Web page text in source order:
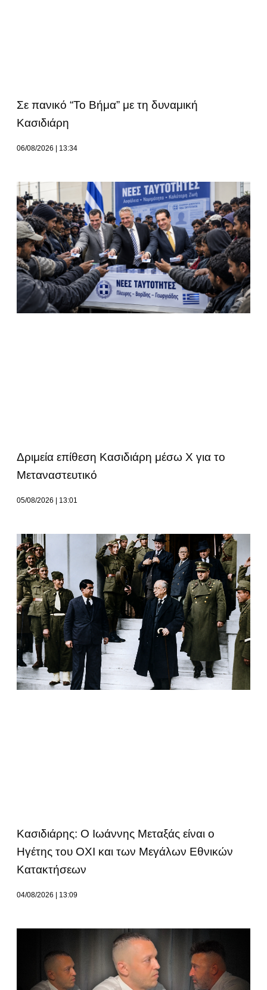
Σε πανικό “Το Βήμα” με τη δυναμική
Κασιδιάρη
06/08/2026 13:34
Δριμεία επίθεση Κασιδιάρη μέσω Χ για το
Μεταναστευτικό
05/08/2026 13:01
Κασιδιάρης: Ο Ιωάννης Μεταξάς είναι ο
Ηγέτης του ΟΧΙ και των Μεγάλων Εθνικών
Κατακτήσεων
04/08/2026 13:09